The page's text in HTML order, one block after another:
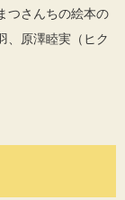
つさんちの絵本の
、原澤睦実（ヒク